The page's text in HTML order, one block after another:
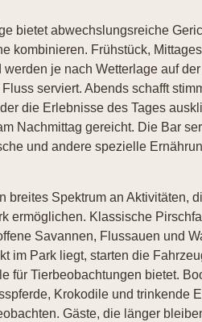
bietet abwechslungsreiche
kombinieren. Frühstück,
je nach Wetterlage auf
serviert. Abends schafft
die Erlebnisse des Tages
Nachmittag gereicht. Die Bar
und andere spezielle
breites Spektrum an Aktivitäten,
ermöglichen. Klassische
Savannen, Flussauen und
im Park liegt, starten die
für Tierbeobachtungen bietet.
Krokodile und trinkende
Gäste, die länger